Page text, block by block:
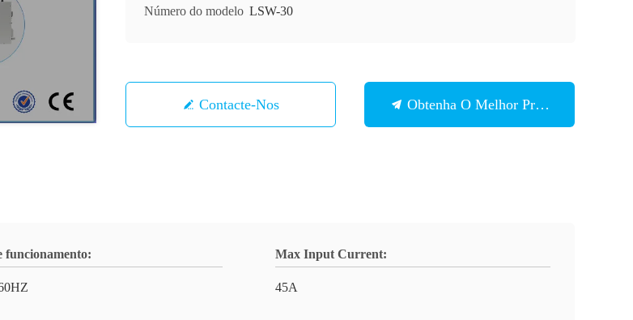
Número do modelo LSW-30
Contacte-Nos Obtenha O Melhor Preço
funcionamento: Max Input Current:
45A